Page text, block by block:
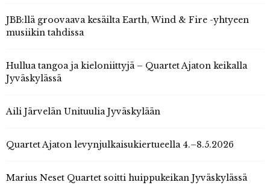
JBB:llä groovaava kesäilta Earth, Wind & Fire -yhtyeen
musiikin tahdissa
Hullua tangoa ja kieloniittyjä – Quartet Ajaton keikalla
Jyväskylässä
Aili Järvelän Unituulia Jyväskylään
Quartet Ajaton levynjulkaisukiertueella 4.–8.5.2026
Marius Neset Quartet soitti huippukeikan Jyväskylässä